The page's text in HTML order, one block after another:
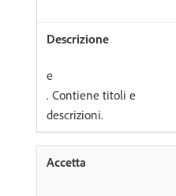
e
. Contiene titoli e
descrizioni.